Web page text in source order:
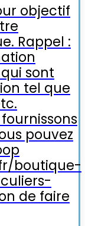
objectif
Rappel :
sont
tel que
fournissons
pouvez
boutique-
de faire